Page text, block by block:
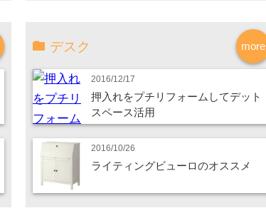
more
デスク
2016/12/17
押入れをプチリフォームしてデット
スペース活用
2016/10/26
ライティングビューロのオススメ